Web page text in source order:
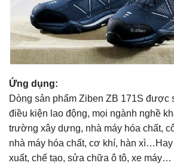
Ứng dụng:
Dòng sản phẩm Ziben ZB 171S được
điều kiện lao động, mọi ngành nghề
trường xây dựng, nhà máy hóa chất,
nhà máy hóa chất, cơ khí, hàn
xuất, chế tạo, sửa chữa ô tô, xe máy…